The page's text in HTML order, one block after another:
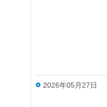
2026年05月27日